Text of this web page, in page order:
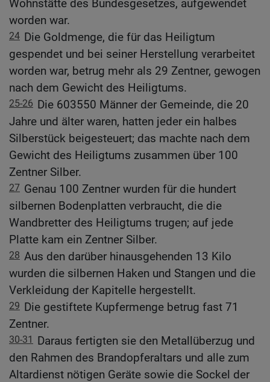
Wohnstätte des Bundesgesetzes, aufgewendet
worden war.
24 Die Goldmenge, die für das Heiligtum
gespendet und bei seiner Herstellung verarbeitet
worden war, betrug mehr als 29 Zentner, gewogen
nach dem Gewicht des Heiligtums.
25-26 Die 603550 Männer der Gemeinde, die 20
Jahre und älter waren, hatten jeder ein halbes
Silberstück beigesteuert; das machte nach dem
Gewicht des Heiligtums zusammen über 100
Zentner Silber.
27 Genau 100 Zentner wurden für die hundert
silbernen Bodenplatten verbraucht, die die
Wandbretter des Heiligtums trugen; auf jede
Platte kam ein Zentner Silber.
28 Aus den darüber hinausgehenden 13 Kilo
wurden die silbernen Haken und Stangen und die
Verkleidung der Kapitelle hergestellt.
29 Die gestiftete Kupfermenge betrug fast 71
Zentner.
30-31 Daraus fertigten sie den Metallüberzug und
den Rahmen des Brandopferaltars und alle zum
Altardienst nötigen Geräte sowie die Sockel der